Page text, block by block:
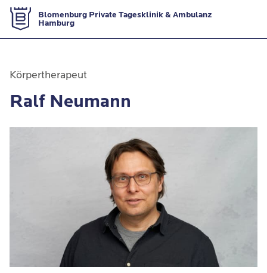
Zur Startseite
Blomenburg Private Tagesklinik & Ambulanz
Hamburg
Körpertherapeut
Ralf Neumann